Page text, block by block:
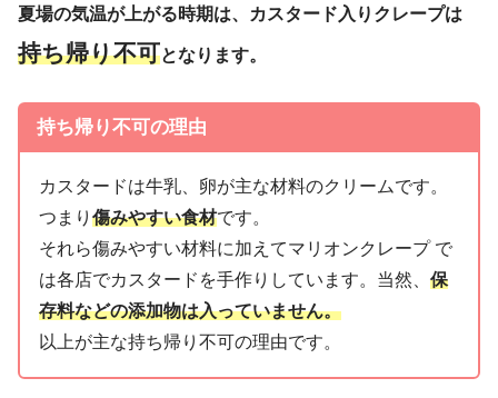
夏場の気温が上がる時期は、カスタード入りクレープは
持ち帰り不可となります。
持ち帰り不可の理由
カスタードは牛乳、卵が主な材料のクリームです。
つまり傷みやすい食材です。
それら傷みやすい材料に加えてマリオンクレープ で
は各店でカスタードを手作りしています。当然、保
存料などの添加物は入っていません。
以上が主な持ち帰り不可の理由です。